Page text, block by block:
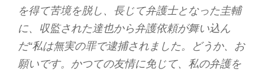
を得て苦境を脱し、長じて弁護士となった圭輔
に、収監された達也から弁護依頼が舞い込ん
だ“私は無実の罪で逮捕されました。どうか、お
願いです。かつての友情に免じて、私の弁護を